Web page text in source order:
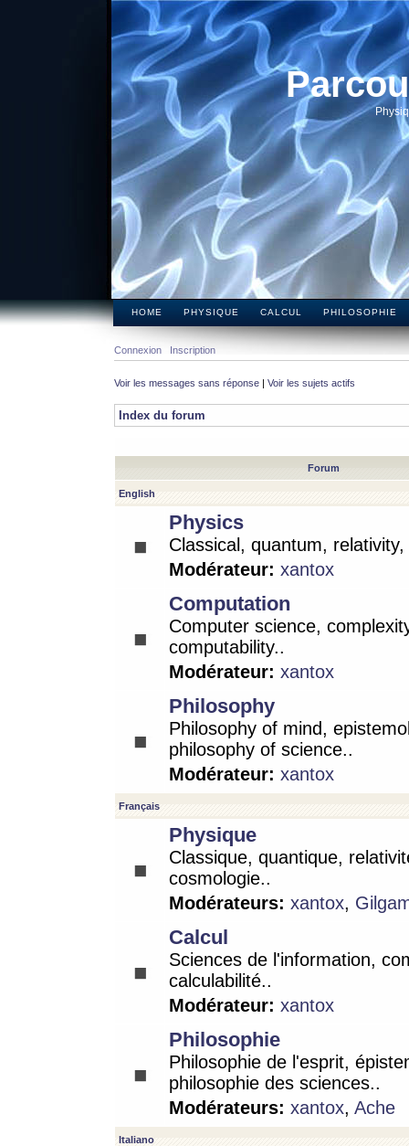
HOME PHYSIQUE CALCUL PHILOSOPHIE
Connexion Inscription
Voir les messages sans réponse | Voir les sujets actifs
Index du forum
Forum
English
Physics
Classical, quantum,
Modérateur: xantox
Computation
Computer science,
computability..
Modérateur: xantox
Philosophy
Philosophy of mind,
philosophy of science..
Modérateur: xantox
Français
Physique
Classique, quantique,
cosmologie..
Modérateurs: xantox,
Calcul
Sciences de l'information,
calculabilité..
Modérateur: xantox
Philosophie
Philosophie de l'esprit,
philosophie des sciences..
Modérateurs: xantox, Ache
Italiano